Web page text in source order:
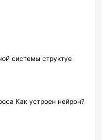
системы структуе
Как устроен нейрон?